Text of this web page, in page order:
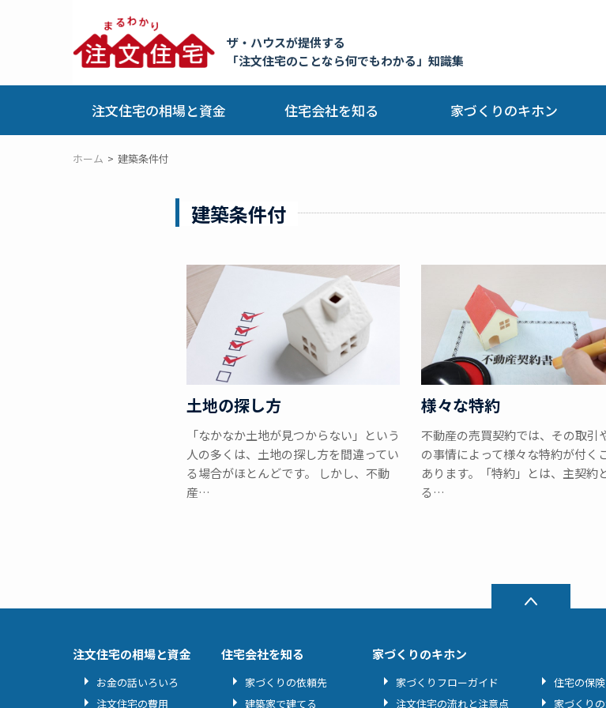
ザ・ハウスが提供する
「注文住宅のことなら何でもわかる」知識集
注文住宅の相場と資金 住宅会社を知る 家づくりのキホン
ホーム 建築条件付
建築条件付
土地の探し方
「なかなか土地が見つからない」という
人の多くは、土地の探し方を間違ってい
る場合がほとんどです。 しかし、不動
産…
様々な特約
不動産の売買契約では、その取引
の事情によって様々な特約が付く
あります。「特約」とは、主契約
る…
注文住宅の相場と資金
お金の話いろいろ
注文住宅の費用
住宅会社を知る
家づくりの依頼先
建築家で建てる
家づくりのキホン
家づくりフローガイド
注文住宅の流れと注意点
住宅の保
家づくり